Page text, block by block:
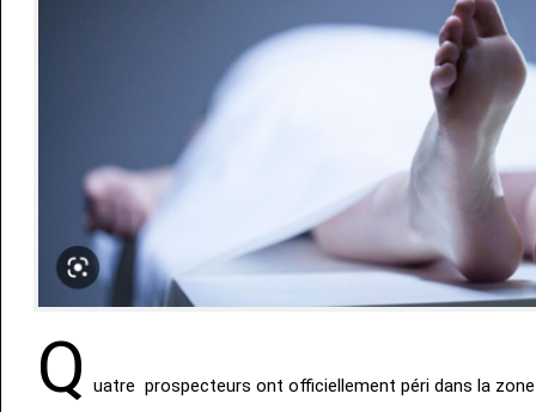
Q uatre prospecteurs ont officiellement péri dans la zone